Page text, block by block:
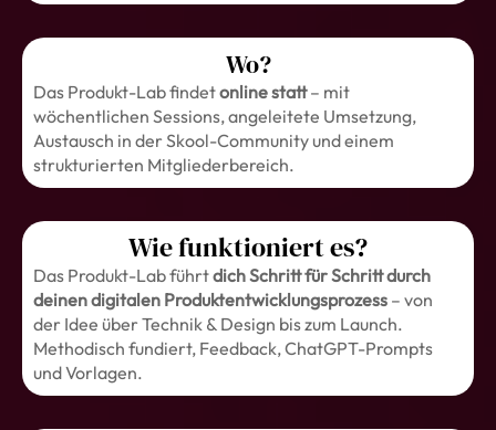
Wo?
Das Produkt-Lab findetonline statt– mit
wöchentlichen Sessions, angeleitete Umsetzung,
Austausch in der Skool-Community und einem
strukturierten Mitgliederbereich.
Wie funktioniert es?
Das Produkt-Lab führtdich Schritt für Schritt durch
deinen digitalen Produktentwicklungsprozess – von
der Idee über Technik & Design bis zum Launch.
Methodisch fundiert, Feedback, ChatGPT-Prompts
und Vorlagen.